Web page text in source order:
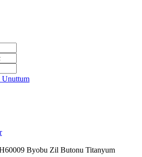
Unuttum
Byobu Zil Butonu Titanyum